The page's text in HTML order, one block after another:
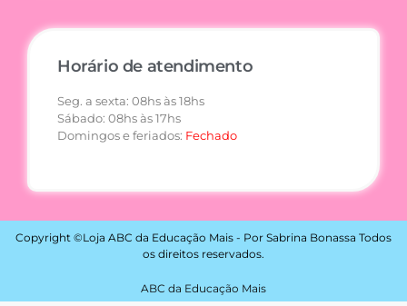
Horário de atendimento
Seg. a sexta: 08hs às 18hs
Sábado: 08hs às 17hs
Domingos e feriados: Fechado
Copyright ©Loja ABC da Educação Mais - Por Sabrina Bonassa Todos
os direitos reservados.
ABC da Educação Mais